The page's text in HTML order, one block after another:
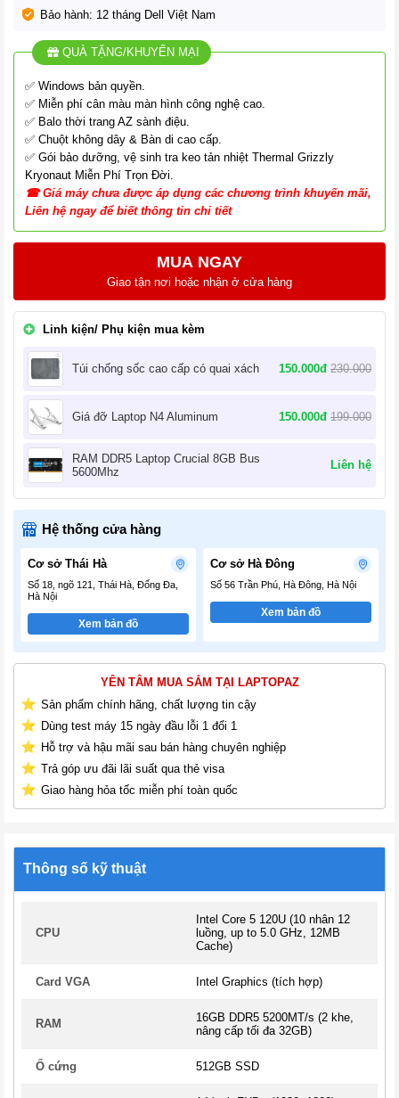
Bảo hành: 12 tháng Dell Việt Nam
QUÀ TẶNG/KHUYẾN MẠI
✅ Windows bản quyền.
✅ Miễn phí cân màu màn hình công nghệ cao.
✅ Balo thời trang AZ sành điệu.
✅ Chuột không dây & Bàn di cao cấp.
✅ Gói bảo dưỡng, vệ sinh tra keo tản nhiệt Thermal Grizzly
Kryonaut Miễn Phí Trọn Đời.
☎Giá máy chưa được áp dụng các chương trình khuyến mãi,
Liên hệ ngay để biết thông tin chi tiết
MUA NGAY
Giao tận nơi hoặc nhận ở cửa hàng
Linh kiện/ Phụ kiện mua kèm
Túi chống sốc cao cấp có quai xách 150.000đ 230.000
Giá đỡ Laptop N4 Aluminum 150.000đ 199.000
RAM DDR5 Laptop Crucial 8GB Bus
5600Mhz
Liên hệ
Hệ thống cửa hàng
Cơ sở Thái Hà
Số 18, ngõ 121, Thái Hà, Đống Đa,
Hà Nội
Xem bản đồ
Cơ sở Hà Đông
Số 56 Trần Phú, Hà Đông, Hà Nội
Xem bản đồ
YÊN TÂM MUA SẮM TẠI LAPTOPAZ
Sản phẩm chính hãng, chất lượng tin cậy
Dùng test máy 15 ngày đầu lỗi 1 đổi 1
Hỗ trợ và hậu mãi sau bán hàng chuyên nghiệp
Trả góp ưu đãi lãi suất qua thẻ visa
Giao hàng hỏa tốc miễn phí toàn quốc
Thông số kỹ thuật
CPU
Intel Core 5 120U (10 nhân 12
luồng, up to 5.0 GHz, 12MB
Cache)
Card VGA Intel Graphics (tích hợp)
RAM
16GB DDR5 5200MT/s (2 khe,
nâng cấp tối đa 32GB)
Ổ cứng 512GB SSD